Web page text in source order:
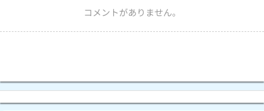
コメントがありません。